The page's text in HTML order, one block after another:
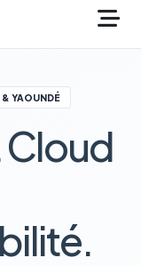
YAOUNDÉ